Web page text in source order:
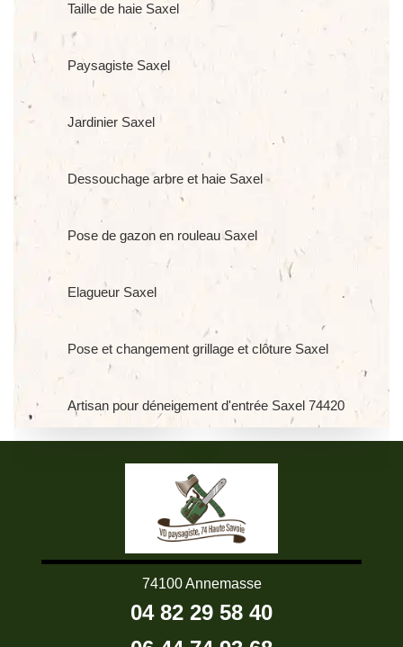
Taille de haie Saxel
Paysagiste Saxel
Jardinier Saxel
Dessouchage arbre et haie Saxel
Pose de gazon en rouleau Saxel
Elagueur Saxel
Pose et changement grillage et clôture Saxel
Artisan pour déneigement d'entrée Saxel 74420
74100 Annemasse
04 82 29 58 40